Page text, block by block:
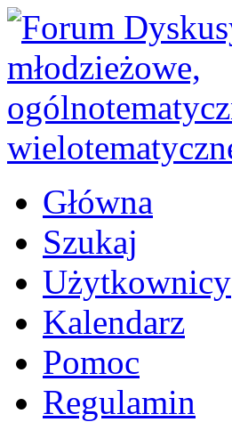
Główna
Szukaj
Użytkownicy
Kalendarz
Pomoc
Regulamin